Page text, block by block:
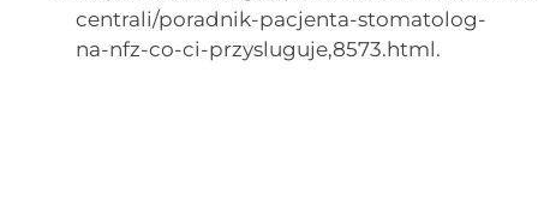
centrali/poradnik-pacjenta-stomatolog-
na-nfz-co-ci-przysluguje,8573.html.